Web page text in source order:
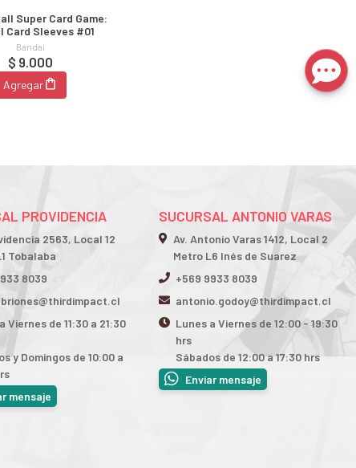
Super Card Game:
Card Sleeves #01
Bandai
$ 9.000
Agregar
PROVIDENCIA
2563, Local 12
Tobalaba
8039
Viernes de 11:30 a 21:30
y Domingos de 10:00 a
mensaje
SUCURSAL ANTONIO VARAS
Av. Antonio Varas 1412, Local 2
Metro L6 Inés de Suarez
+569 9933 8039
antonio.godoy@thirdimpact.cl
Lunes a Viernes de 12:00 - 19:30
hrs
Sábados de 12:00 a 17:30 hrs
Enviar mensaje